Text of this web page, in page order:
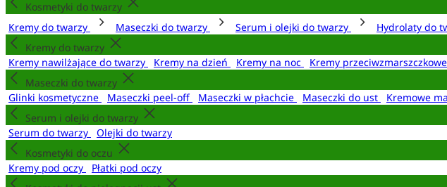
Kosmetyki do twarzy
Kremy do twarzy
Maseczki do twarzy Serum i olejki do twarzy Hydrolaty do
Kremy do twarzy
Kremy nawilżające do twarzy
Kremy na dzień Kremy na noc Kremy przeciwzmarszczkowe
Maseczki do twarzy
Glinki kosmetyczne
Maseczki peel-off Maseczki w płachcie Maseczki do ust
Kremowe
Serum i olejki do twarzy
Serum do twarzy
Olejki do twarzy
Kosmetyki do oczu
Kremy pod oczy
Płatki pod oczy